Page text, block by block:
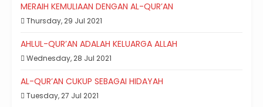
MERAIH KEMULIAAN DENGAN AL-QUR’AN
Thursday, 29 Jul 2021
AHLUL-QUR’AN ADALAH KELUARGA ALLAH
Wednesday, 28 Jul 2021
AL-QUR’AN CUKUP SEBAGAI HIDAYAH
Tuesday, 27 Jul 2021